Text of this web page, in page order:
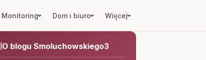
Monitoring Dom i biuro Więcej
O blogu Smoluchowskiego3